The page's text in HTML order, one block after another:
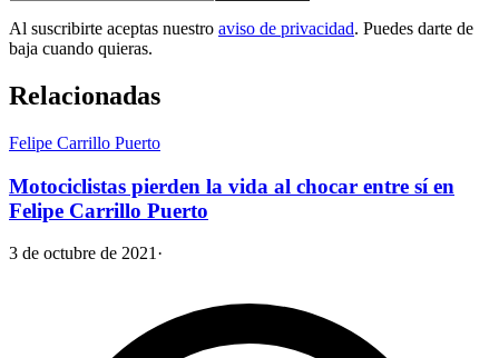
Al suscribirte aceptas nuestro aviso de privacidad. Puedes darte de
baja cuando quieras.
Relacionadas
Felipe Carrillo Puerto
Motociclistas pierden la vida al chocar entre sí en
Felipe Carrillo Puerto
3 de octubre de 2021 ·